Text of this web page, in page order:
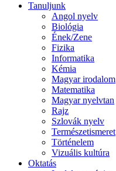
Tanuljunk
Angol nyelv
Biológia
Ének/Zene
Fizika
Informatika
Kémia
Magyar irodalom
Matematika
Magyar nyelvtan
Rajz
Szlovák nyelv
Természetismeret
Történelem
Vizuális kultúra
Oktatás